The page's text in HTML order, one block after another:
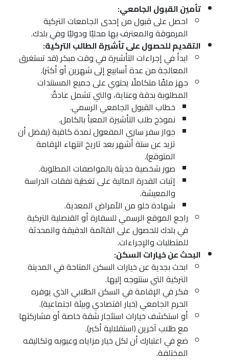
تأمين القبول الجامعي:
احصل على قبول من إحدى الجامعات التركية
المرموقة والمعترف بها محليًا ودوليًا وفي بلدك.
التقديم للحصول على تأشيرة الطالب التركية:
ابدأ في إجراءات التأشيرة في وقت مبكر (قد تستغرق
المعالجة من عدة أسابيع إلى شهرين أو أكثر).
جهز ملفًا متكاملًا يحتوي على جميع المستندات
المطلوبة بدقة وعناية، والتي تشمل عادةً:
خطاب القبول الجامعي الرسمي.
نموذج طلب التأشيرة المعبأ بالكامل.
جواز سفر ساري المفعول لمدة كافية (يفضل أن
تزيد عن ستة أشهر بعد تاريخ انتهاء الإقامة
المتوقع).
صور شخصية حديثة بالمواصفات المطلوبة.
إثبات القدرة المالية على تغطية نفقات الدراسة
والمعيشة.
شهادة خلو من الأمراض المعدية.
راجع الموقع الرسمي للسفارة أو القنصلية التركية
في بلدك للحصول على القائمة الدقيقة والمحدثة
للمتطلبات والإجراءات.
البحث عن خيارات السكن:
ابحث بجدية عن خيارات السكن المتاحة في المدينة
التركية التي ستتوجه إليها.
فكر في الإقامة في السكن الطلابي الذي يوفره
الحرم الجامعي (خيار اقتصادي وبيئة اجتماعية).
أو استكشف خيارات استئجار شقة خاصة أو مشاركتها
مع طلاب آخرين (استقلالية أكبر).
ضع في اعتبارك أن لكل خيار مزاياه وعيوبه وتكاليفه
المختلفة.